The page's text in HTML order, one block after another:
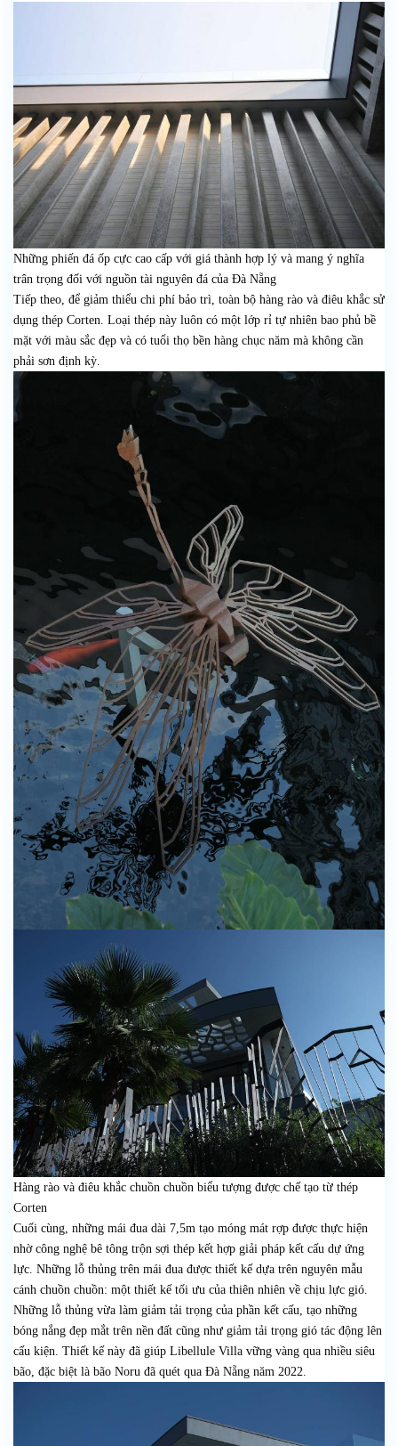
Những phiến đá ốp cực cao cấp với giá thành hợp lý và mang ý nghĩa
trân trọng đối với nguồn tài nguyên đá của Đà Nẵng
Tiếp theo, để giảm thiểu chi phí bảo trì, toàn bộ hàng rào và điêu khắc sử
dụng thép Corten. Loại thép này luôn có một lớp rỉ tự nhiên bao phủ bề
mặt với màu sắc đẹp và có tuổi thọ bền hàng chục năm mà không cần
phải sơn định kỳ.
Hàng rào và điêu khắc chuồn chuồn biểu tượng được chế tạo từ thép
Corten
Cuối cùng, những mái đua dài 7,5m tạo móng mát rợp được thực hiện
nhờ công nghệ bê tông trộn sợi thép kết hợp giải pháp kết cấu dự ứng
lực. Những lỗ thủng trên mái đua được thiết kế dựa trên nguyên mẫu
cánh chuồn chuồn: một thiết kế tối ưu của thiên nhiên về chịu lực gió.
Những lỗ thủng vừa làm giảm tải trọng của phần kết cấu, tạo những
bóng nắng đẹp mắt trên nền đất cũng như giảm tải trọng gió tác động lên
cấu kiện. Thiết kế này đã giúp Libellule Villa vững vàng qua nhiều siêu
bão, đặc biệt là bão Noru đã quét qua Đà Nẵng năm 2022.